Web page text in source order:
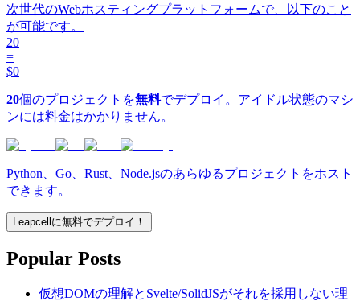
次世代のWebホスティングプラットフォームで、以下のこと
が可能です。
20
=
$0
20個のプロジェクトを無料でデプロイ。アイドル状態のマシ
ンには料金はかかりません。
Python、Go、Rust、Node.jsのあらゆるプロジェクトをホスト
できます。
Leapcellに無料でデプロイ！
Popular Posts
仮想DOMの理解とSvelte/SolidJSがそれを採用しない理